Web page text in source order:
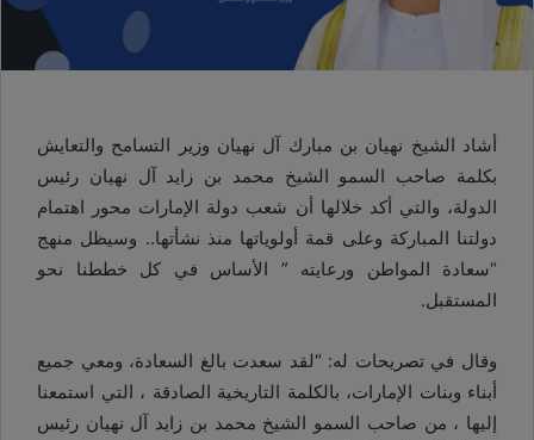
أشاد الشيخ نهيان بن مبارك آل نهيان وزير التسامح والتعايش
بكلمة صاحب السمو الشيخ محمد بن زايد آل نهيان رئيس
الدولة، والتي أكد خلالها أن شعب دولة الإمارات محور اهتمام
دولتنا المباركة وعلى قمة أولوياتها منذ نشأتها.. وسيظل منهج
“سعادة المواطن ورعايته ” الأساس في كل خططنا نحو
المستقبل.
وقال في تصريحات له: “لقد سعدت بالغ السعادة، ومعي جميع
أبناء وبنات الإمارات، بالكلمة التاريخية الصادقة ، التي استمعنا
إليها ، من صاحب السمو الشيخ محمد بن زايد آل نهيان رئيس